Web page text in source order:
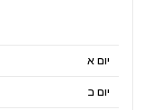
יום א
יום ב